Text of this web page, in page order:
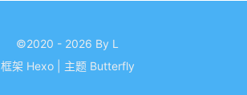
©2020 - 2026 By L
框架 Hexo 主题 Butterfly